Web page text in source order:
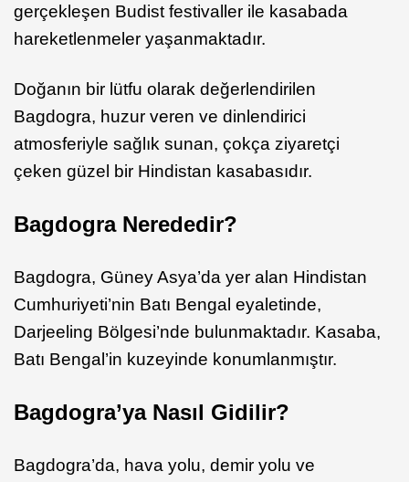
gerçekleşen Budist festivaller ile kasabada
hareketlenmeler yaşanmaktadır.
Doğanın bir lütfu olarak değerlendirilen
Bagdogra, huzur veren ve dinlendirici
atmosferiyle sağlık sunan, çokça ziyaretçi
çeken güzel bir Hindistan kasabasıdır.
Bagdogra Nerededir?
Bagdogra, Güney Asya’da yer alan Hindistan
Cumhuriyeti’nin Batı Bengal eyaletinde,
Darjeeling Bölgesi’nde bulunmaktadır. Kasaba,
Batı Bengal’in kuzeyinde konumlanmıştır.
Bagdogra’ya Nasıl Gidilir?
Bagdogra’da, hava yolu, demir yolu ve